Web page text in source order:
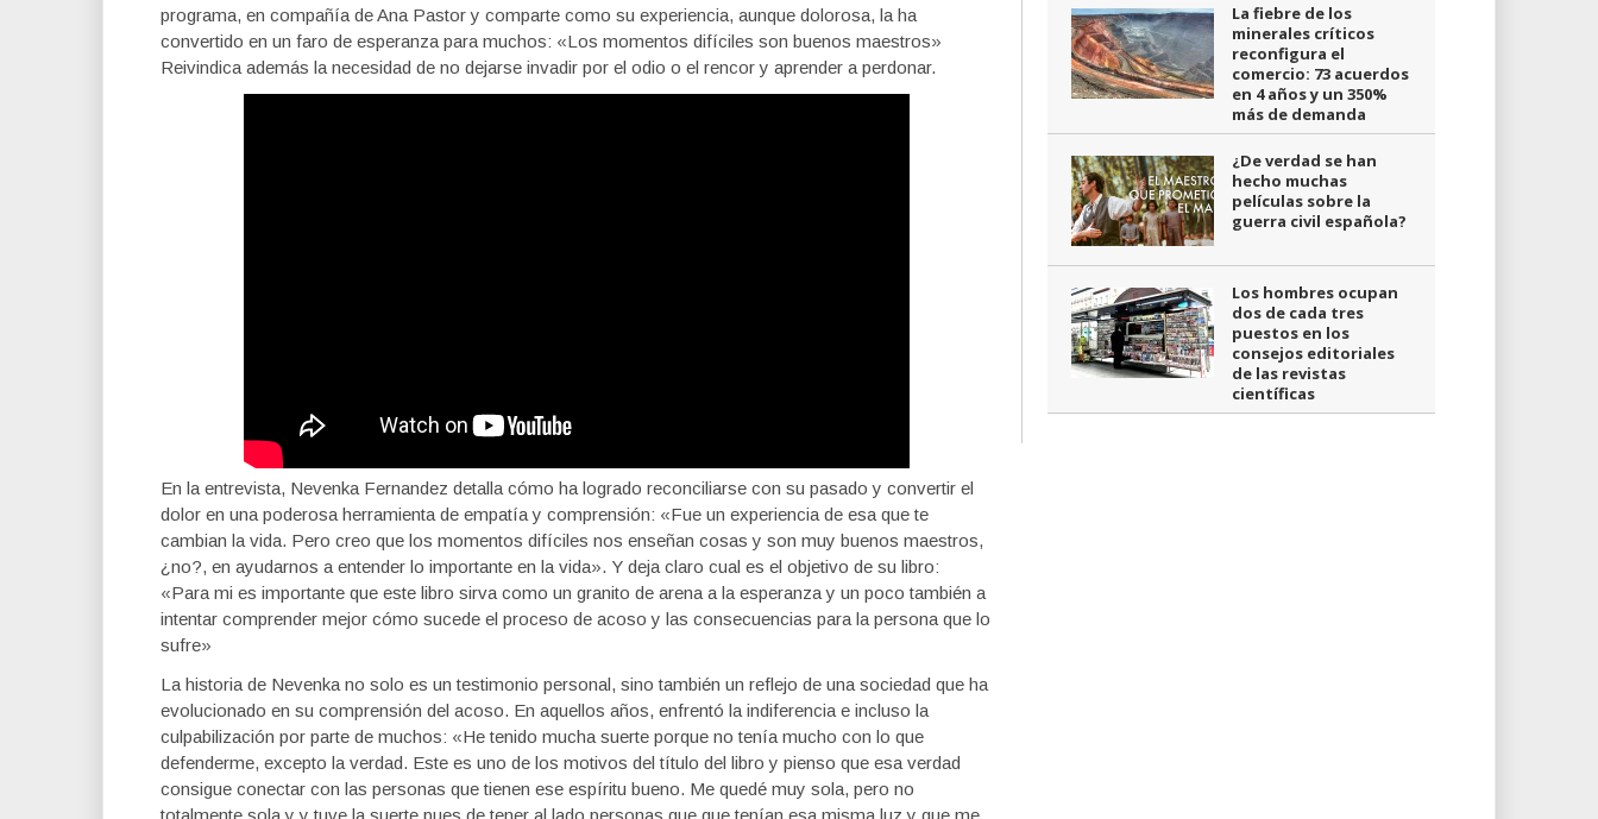
programa, en compañía de Ana Pastor y comparte como su experiencia, aunque dolorosa, la ha
convertido en un faro de esperanza para muchos: «Los momentos difíciles son buenos maestros»
Reivindica además la necesidad de no dejarse invadir por el odio o el rencor y aprender a perdonar.
En la entrevista, Nevenka Fernandez detalla cómo ha logrado reconciliarse con su pasado y convertir el
dolor en una poderosa herramienta de empatía y comprensión: «Fue un experiencia de esa que te
cambian la vida. Pero creo que los momentos difíciles nos enseñan cosas y son muy buenos maestros,
¿no?, en ayudarnos a entender lo importante en la vida». Y deja claro cual es el objetivo de su libro:
«Para mi es importante que este libro sirva como un granito de arena a la esperanza y un poco también a
intentar comprender mejor cómo sucede el proceso de acoso y las consecuencias para la persona que lo
sufre»
La historia de Nevenka no solo es un testimonio personal, sino también un reflejo de una sociedad que ha
evolucionado en su comprensión del acoso. En aquellos años, enfrentó la indiferencia e incluso la
culpabilización por parte de muchos: «He tenido mucha suerte porque no tenía mucho con lo que
defenderme, excepto la verdad. Este es uno de los motivos del título del libro y pienso que esa verdad
consigue conectar con las personas que tienen ese espíritu bueno. Me quedé muy sola, pero no
totalmente sola y y tuve la suerte pues de tener al lado personas que que tenían esa misma luz y que me
La fiebre de los
minerales críticos
reconfigura el
comercio: 73 acuerdos
en 4 años y un 350%
más de demanda
¿De verdad se han
hecho muchas
películas sobre la
guerra civil española?
Los hombres ocupan
dos de cada tres
puestos en los
consejos editoriales
de las revistas
científicas